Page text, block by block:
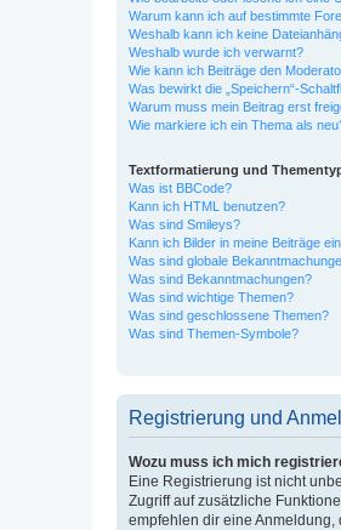
Warum kann ich auf bestimmte
Weshalb kann ich keine
Weshalb wurde ich verwarnt?
Wie kann ich Beiträge den
Was bewirkt die „Speichern“-
Warum muss mein Beitrag erst
Wie markiere ich ein Thema als
Textformatierung und
Was ist BBCode?
Kann ich HTML benutzen?
Was sind Smileys?
Kann ich Bilder in meine Beiträge
Was sind globale
Was sind Bekanntmachungen?
Was sind wichtige Themen?
Was sind geschlossene Themen?
Was sind Themen-Symbole?
Registrierung und
Wozu muss ich mich
Eine Registrierung ist nicht
Zugriff auf zusätzliche
empfehlen dir eine